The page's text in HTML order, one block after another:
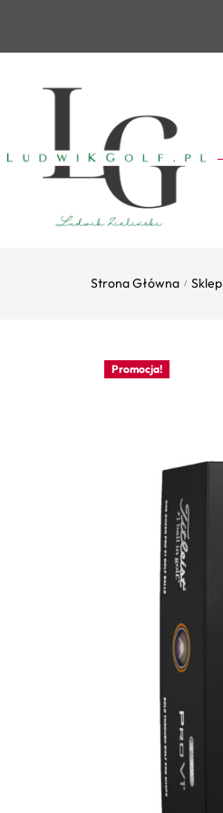
Strona Główna / Sklep
Promocja!